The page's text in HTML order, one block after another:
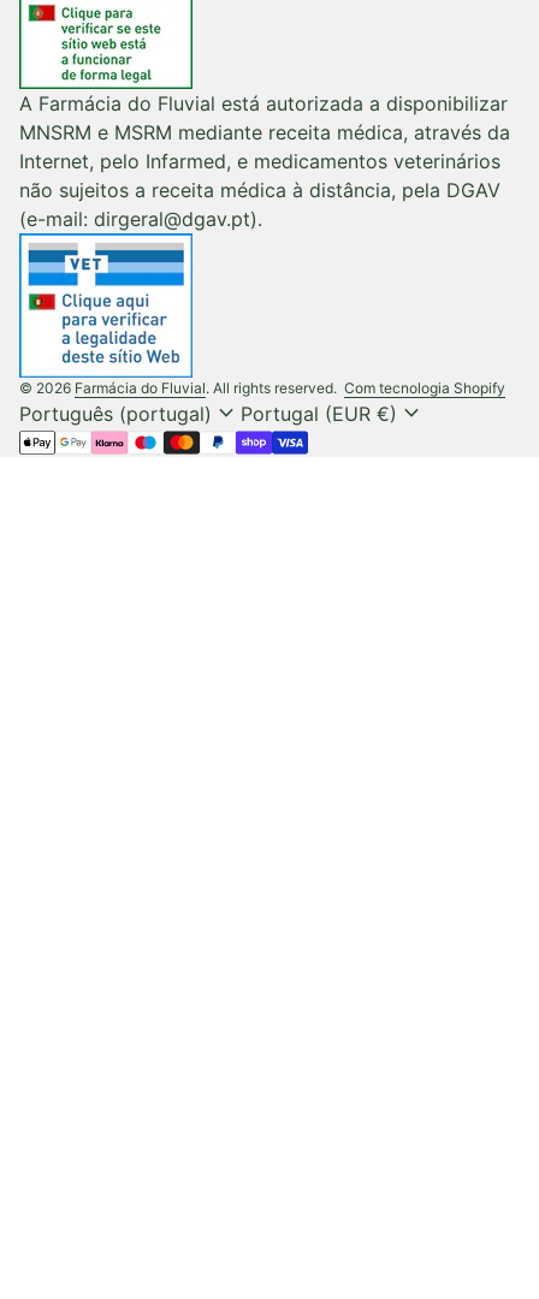
A Farmácia do Fluvial está autorizada a disponibilizar
MNSRM e MSRM mediante receita médica, através da
Internet, pelo Infarmed, e medicamentos veterinários
não sujeitos a receita médica à distância, pela DGAV
(e-mail: dirgeral@dgav.pt).
© 2026 Farmácia do Fluvial. All rights reserved. Com tecnologia Shopify
Português (portugal) expand_more Portugal (EUR €) expand_more
Métodos de pagamento